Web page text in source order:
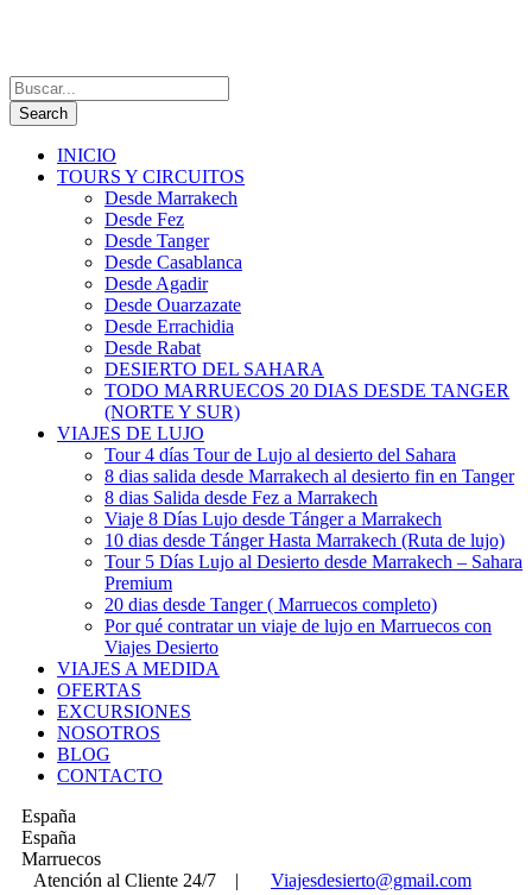
INICIO
TOURS Y CIRCUITOS
Desde Marrakech
Desde Fez
Desde Tanger
Desde Casablanca
Desde Agadir
Desde Ouarzazate
Desde Errachidia
Desde Rabat
DESIERTO DEL SAHARA
TODO MARRUECOS 20 DIAS DESDE TANGER
(NORTE Y SUR)
VIAJES DE LUJO
Tour 4 días Tour de Lujo al desierto del Sahara
8 dias salida desde Marrakech al desierto fin en Tanger
8 dias Salida desde Fez a Marrakech
Viaje 8 Días Lujo desde Tánger a Marrakech
10 dias desde Tánger Hasta Marrakech (Ruta de lujo)
Tour 5 Días Lujo al Desierto desde Marrakech – Sahara
Premium
20 dias desde Tanger ( Marruecos completo)
Por qué contratar un viaje de lujo en Marruecos con
Viajes Desierto
VIAJES A MEDIDA
OFERTAS
EXCURSIONES
NOSOTROS
BLOG
CONTACTO
España
España
Marruecos
Atención al Cliente 24/7
|
Viajesdesierto@gmail.com